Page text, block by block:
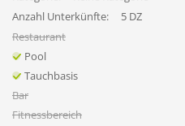
Anzahl Unterkünfte:
5 DZ
Restaurant
Pool
Tauchbasis
Bar
Fitnessbereich